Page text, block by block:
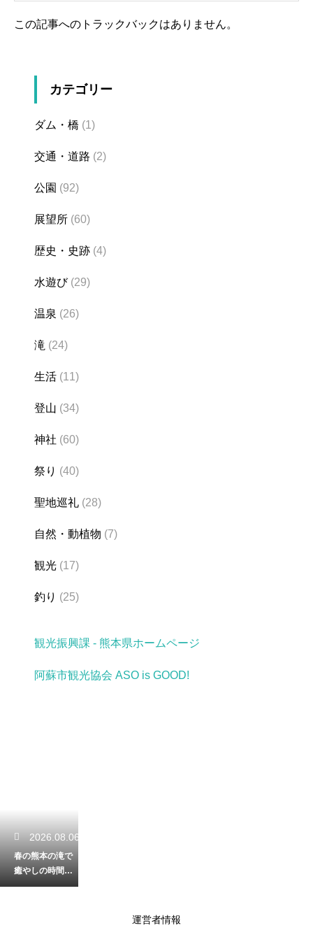
この記事へのトラックバックはありません。
カテゴリー
ダム・橋 (1)
交通・道路 (2)
公園 (92)
展望所 (60)
歴史・史跡 (4)
水遊び(29)
温泉 (26)
滝 (24)
生活 (11)
登山 (34)
神社 (60)
祭り (40)
聖地巡礼 (28)
自然・動植物 (7)
観光 (17)
釣り (25)
観光振興課 - 熊本県ホームページ
阿蘇市観光協会 ASO is GOOD!
2026.08.06
春の熊本の滝で
癒やしの時間を
満喫！鮮やかな
運営者情報